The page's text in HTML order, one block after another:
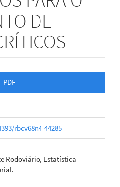
DE
PDF
rbcv68n4-44285
Rodoviário, Estatística